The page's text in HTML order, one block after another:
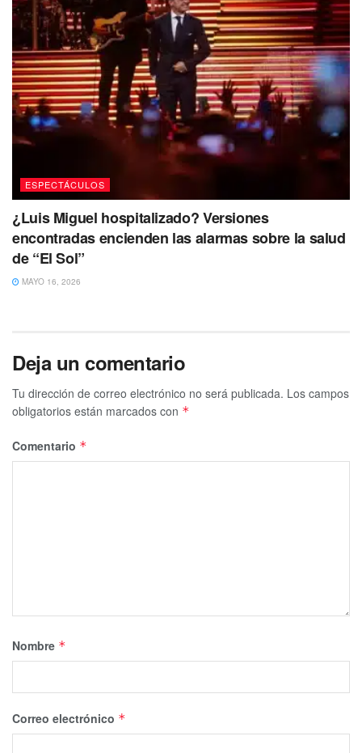
ESPECTÁCULOS
¿Luis Miguel hospitalizado? Versiones
encontradas encienden las alarmas sobre la salud
de “El Sol”
MAYO 16, 2026
Deja un comentario
Tu dirección de correo electrónico no será publicada. Los campos
obligatorios están marcados con *
Comentario *
Nombre *
Correo electrónico *